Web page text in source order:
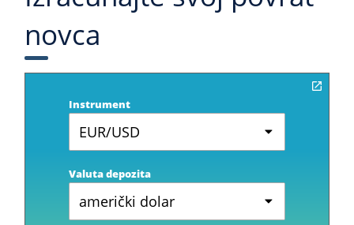
novca
Instrument
EUR/USD
Valuta depozita
američki dolar